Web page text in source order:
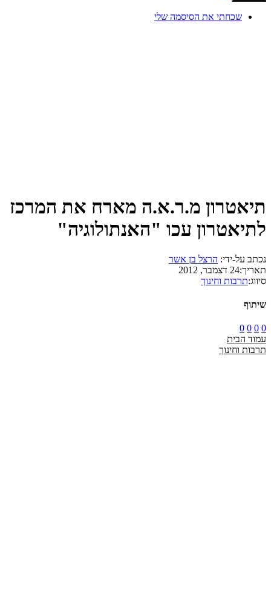
שכחתי את הסיסמה שלי
תיאטרון מ.ר.א.ה מארח את המרכז
לתיאטרון עכו "האנתולוגיה"
נכתב על-ידי: הרצל בן אשר
תאריך:24 דצמבר, 2012
סיווג:תרבות וחינוך
שיתוף
0
0
0
0
עמוד הבית
תרבות וחינוך